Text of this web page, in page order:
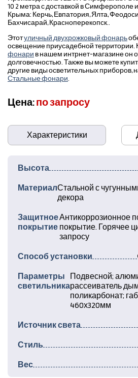
10 2 метра с доставкой в Симферополе
Крыма: Керчь, Евпатория, Ялта,
Бахчисарай, Красноперекопск..
Этотуличный двухрожковый фонарь
освещение приусадебной территории.
фонари в нашем интрнет-магазине он
долговечностью. Также вы можете
другие виды осветительных приборов,
Стальные фонари
Цена:по запросу
Характеристики
Высота
МатериалСтальной с
декора
Защитное
покрытие
Антикоррозионное
покрытие. Горячее
запросу
Способ установки
Параметры
светильника
Подвесной;
рассеиватель
поликарбонат;
460х320мм
Источник света
Стиль
Вес